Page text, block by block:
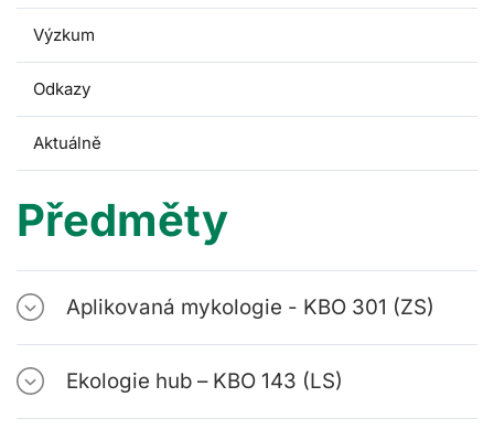
Výzkum
Odkazy
Aktuálně
Předměty
Aplikovaná mykologie - KBO 301 (ZS)
Ekologie hub – KBO 143 (LS)